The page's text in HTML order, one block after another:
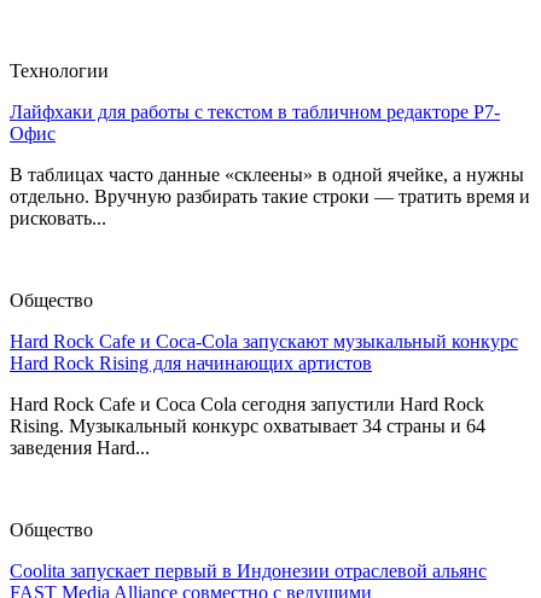
Технологии
Лайфхаки для работы с текстом в табличном редакторе Р7-
Офис
В таблицах часто данные «склеены» в одной ячейке, а нужны
отдельно. Вручную разбирать такие строки — тратить время и
рисковать...
Общество
Hard Rock Cafe и Coca-Cola запускают музыкальный конкурс
Hard Rock Rising для начинающих артистов
Hard Rock Cafe и Coca Cola сегодня запустили Hard Rock
Rising. Музыкальный конкурс охватывает 34 страны и 64
заведения Hard...
Общество
Coolita запускает первый в Индонезии отраслевой альянс
FAST Media Alliance совместно с ведущими